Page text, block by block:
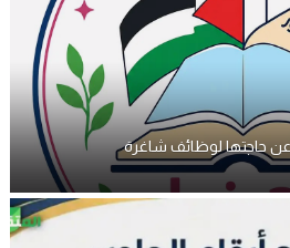
حاجتها لوظائف شاغرة